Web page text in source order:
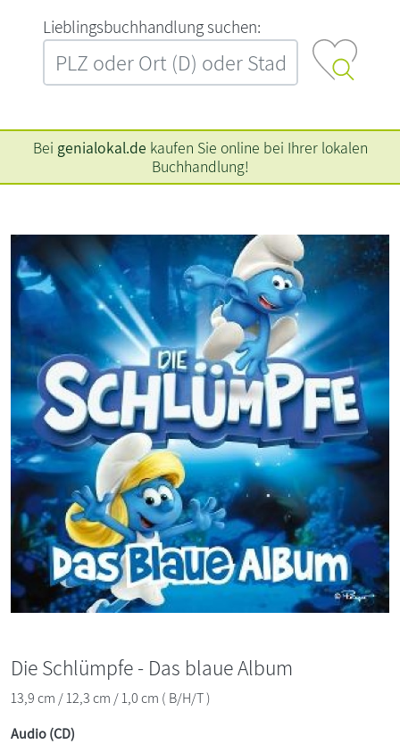
L‍i‍e‍b‍l‍i‍n‍g‍s‍b‍u‍c‍h‍h‍a‍n‍d‍l‍u‍n‍g‍ ‍s‍u‍c‍h‍e‍n‍:‍
Bei genialokal.de kaufen Sie online bei Ihrer lokalen
Buchhandlung!
Die Schlümpfe - Das blaue Album
13,9 cm / 12,3 cm / 1,0 cm ( B/H/T )
Audio (CD)